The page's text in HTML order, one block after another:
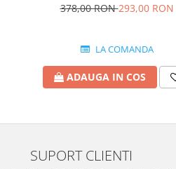
378,00 RON293,00 RON
LA COMANDA
ADAUGA IN COS
SUPORT CLIENTI